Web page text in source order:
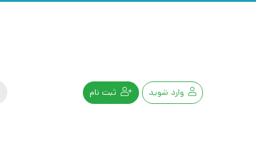
وارد شوید ثبت نام